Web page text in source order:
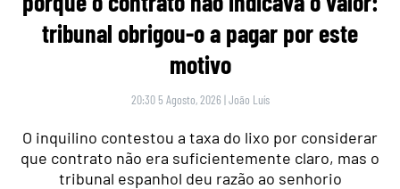
tribunal obrigou-o a pagar por este
motivo
20:30 5 Agosto, 2026 |João Luís
O inquilino contestou a taxa do lixo por considerar
que contrato não era suficientemente claro, mas o
tribunal espanhol deu razão ao senhorio